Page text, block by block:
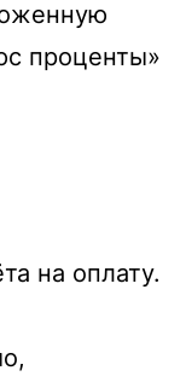
проценты»
на оплату.